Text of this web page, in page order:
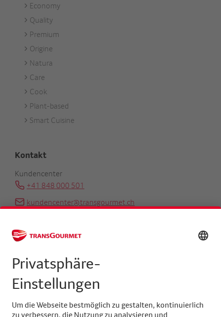
Footer
Unsere
Marken
Economy
Quality
Premium
Origine
Natura
Care
Cook
Plant-based
Smart Cuisine
Kontakt
Kundencenter
+41 848 000 501
kundencenter@transgourmet.ch
+41 31 858 48 48
info@transgourmet.ch
Select
language